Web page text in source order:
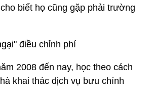
biết họ cũng gặp phải trường
điều chỉnh phí
2008 đến nay, học theo cách
khai thác dịch vụ bưu chính